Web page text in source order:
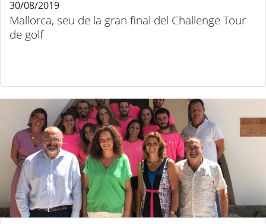
Mallorca, seu de la gran final del Challenge Tour
de golf
30/08/2019